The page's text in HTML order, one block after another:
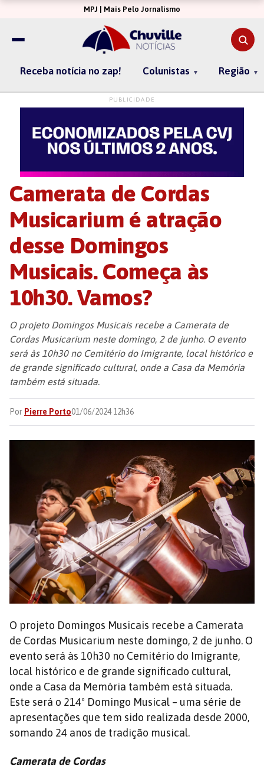
MPJ | Mais Pelo Jornalismo
Receba notícia no zap! Colunistas Região
PUBLICIDADE
Camerata de Cordas
Musicarium é atração
desse Domingos
Musicais. Começa às
10h30. Vamos?
O projeto Domingos Musicais recebe a Camerata de
Cordas Musicarium neste domingo, 2 de junho. O evento
será às 10h30 no Cemitério do Imigrante, local histórico e
de grande significado cultural, onde a Casa da Memória
também está situada.
Por Pierre Porto01/06/2024 12h36
O projeto Domingos Musicais recebe a Camerata
de Cordas Musicarium neste domingo, 2 de junho. O
evento será às 10h30 no Cemitério do Imigrante,
local histórico e de grande significado cultural,
onde a Casa da Memória também está situada.
Este será o 214º Domingo Musical – uma série de
apresentações que tem sido realizada desde 2000,
somando 24 anos de tradição musical.
Camerata de Cordas